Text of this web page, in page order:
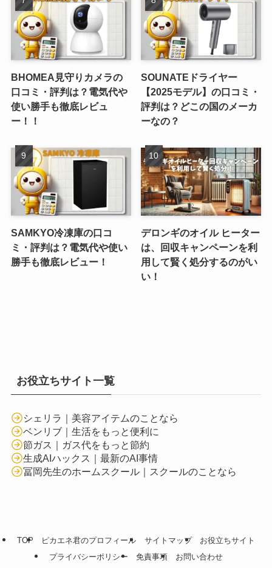
BHOMEA見守りカメラの
口コミ・評判は？電気代や
使い勝手も徹底レビュ
ー！！
SOUNATEドライヤー
【2025モデル】の口コミ・
評判は？どこの国のメーカ
ーなの？
SAMKYO冷凍庫の口コ
ミ・評判は？電気代や使い
勝手も徹底レビュー！
デロンギのオイル ヒーター
は、回収キャンペーンを利
用して賢く処分するのがい
い！
お役立ちサイト一覧
シェリラ｜美容アイテムのことなら
ベンリブ｜生活をもっと便利に
節ガス｜ガス代をもっと節約
生成AIハックス｜最新のAI事情
冨岡先生のホームスクール｜スクールのことなら
TOP ピカエネ君のプロフィール サイトマップ
お役立ちサイト
プライバシーポリシー
免責事項 お問い合わせ